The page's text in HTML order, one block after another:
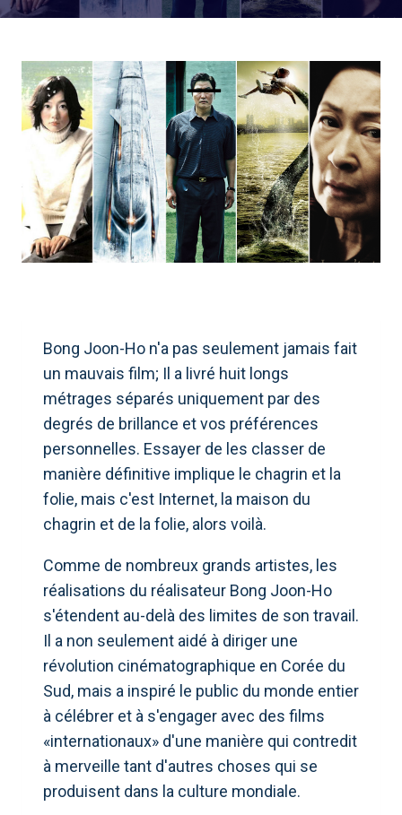
Bong Joon-Ho n'a pas seulement jamais fait
un mauvais film; Il a livré huit longs
métrages séparés uniquement par des
degrés de brillance et vos préférences
personnelles. Essayer de les classer de
manière définitive implique le chagrin et la
folie, mais c'est Internet, la maison du
chagrin et de la folie, alors voilà.
Comme de nombreux grands artistes, les
réalisations du réalisateur Bong Joon-Ho
s'étendent au-delà des limites de son travail.
Il a non seulement aidé à diriger une
révolution cinématographique en Corée du
Sud, mais a inspiré le public du monde entier
à célébrer et à s'engager avec des films
«internationaux» d'une manière qui contredit
à merveille tant d'autres choses qui se
produisent dans la culture mondiale.